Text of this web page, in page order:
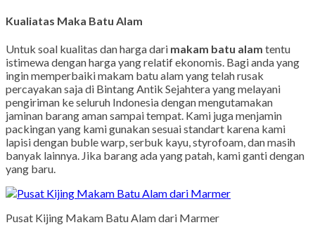
Kualiatas Maka Batu Alam
Untuk soal kualitas dan harga dari makam batu alam tentu
istimewa dengan harga yang relatif ekonomis. Bagi anda yang
ingin memperbaiki makam batu alam yang telah rusak
percayakan saja di Bintang Antik Sejahtera yang melayani
pengiriman ke seluruh Indonesia dengan mengutamakan
jaminan barang aman sampai tempat. Kami juga menjamin
packingan yang kami gunakan sesuai standart karena kami
lapisi dengan buble warp, serbuk kayu, styrofoam, dan masih
banyak lainnya. Jika barang ada yang patah, kami ganti dengan
yang baru.
Pusat Kijing Makam Batu Alam dari Marmer